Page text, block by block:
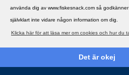
använda dig av www.fiskesnack.com så
självklart inte vidare någon information om dig.
Klicka här för att läsa mer om cookies och hur du
Det är okej